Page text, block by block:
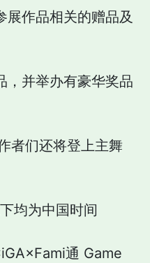
展作品相关的赠品及
，并举办有豪华奖品
者们还将登上主舞
均为中国时间
通 Game